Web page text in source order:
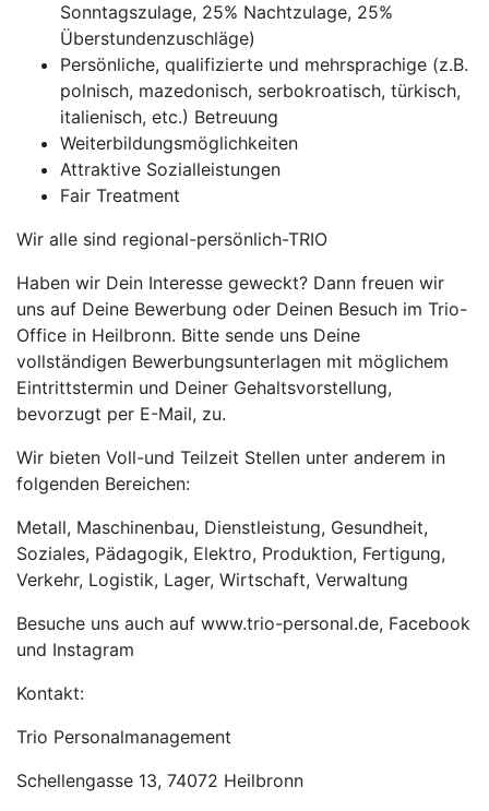
Sonntagszulage, 25% Nachtzulage, 25%
Überstundenzuschläge)
Persönliche, qualifizierte und mehrsprachige (z.B.
polnisch, mazedonisch, serbokroatisch, türkisch,
italienisch, etc.) Betreuung
Weiterbildungsmöglichkeiten
Attraktive Sozialleistungen
Fair Treatment
Wir alle sind regional-persönlich-TRIO
Haben wir Dein Interesse geweckt? Dann freuen wir
uns auf Deine Bewerbung oder Deinen Besuch im Trio-
Office in Heilbronn. Bitte sende uns Deine
vollständigen Bewerbungsunterlagen mit möglichem
Eintrittstermin und Deiner Gehaltsvorstellung,
bevorzugt per E-Mail, zu.
Wir bieten Voll-und Teilzeit Stellen unter anderem in
folgenden Bereichen:
Metall, Maschinenbau, Dienstleistung, Gesundheit,
Soziales, Pädagogik, Elektro, Produktion, Fertigung,
Verkehr, Logistik, Lager, Wirtschaft, Verwaltung
Besuche uns auch auf www.trio-personal.de, Facebook
und Instagram
Kontakt:
Trio Personalmanagement
Schellengasse 13, 74072 Heilbronn